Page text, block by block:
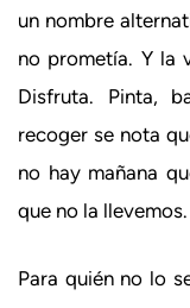
un nombre
no prometía. Y la
Disfruta. Pinta,
recoger se nota
no hay mañana
que no la llevemos.
Para quién no lo